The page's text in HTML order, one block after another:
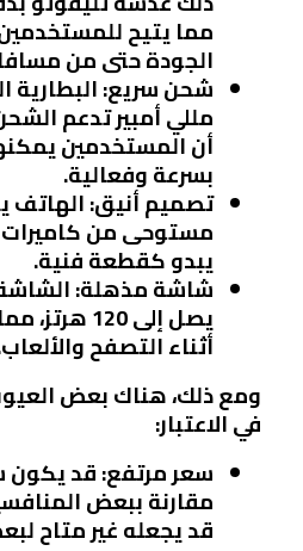
مما يتيح
الجودة حتى من
شحن سريع
مللي أمبير تدعم
أن المستخدمين
بسرعة وفعالية.
تصميم أنيق: الهاتف
مستوحى من كاميرات
يبدو كقطعة فنية.
شاشة مذهلة:
يصل إلى
أثناء التصفح
ومع ذلك، هناك بعض
في الاعتبار:
سعر مرتفع: قد يكون
مقارنة ببعض
قد يجعله غير متاح